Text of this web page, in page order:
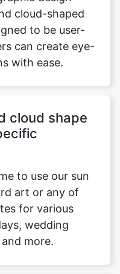
cloud-shaped
to be user-
can create eye-
with ease.
cloud shape
to use our sun
art or any of
for various
wedding
more.